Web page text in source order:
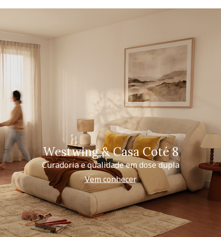
Westwing & Casa Coté 8
Curadoria e qualidade em dose dupla
Vem conhecer